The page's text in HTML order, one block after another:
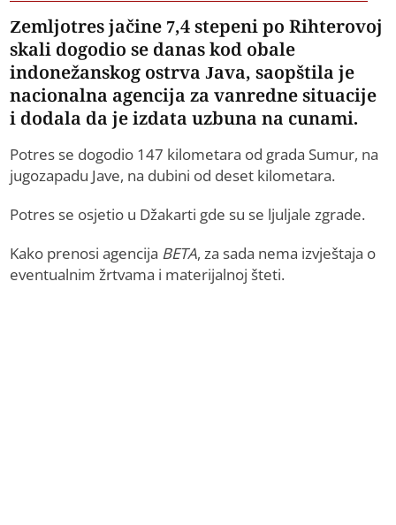
Zemljotres jačine 7,4 stepeni po Rihterovoj
skali dogodio se danas kod obale
indonežanskog ostrva Java, saopštila je
nacionalna agencija za vanredne situacije
i dodala da je izdata uzbuna na cunami.
Potres se dogodio 147 kilometara od grada Sumur, na
jugozapadu Jave, na dubini od deset kilometara.
Potres se osjetio u Džakarti gde su se ljuljale zgrade.
Kako prenosi agencija BETA, za sada nema izvještaja o
eventualnim žrtvama i materijalnoj šteti.